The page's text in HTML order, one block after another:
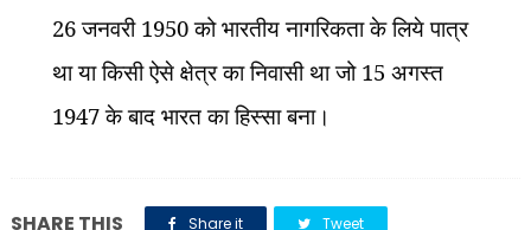
26जनवरी 1950को भारतीय नागरिकता के लिये पात्र
था या किसी ऐसे क्षेत्र का निवासी था जो 15 अगस्त
1947के बाद भारत का हिस्सा बना।
SHARE THIS Share it Tweet